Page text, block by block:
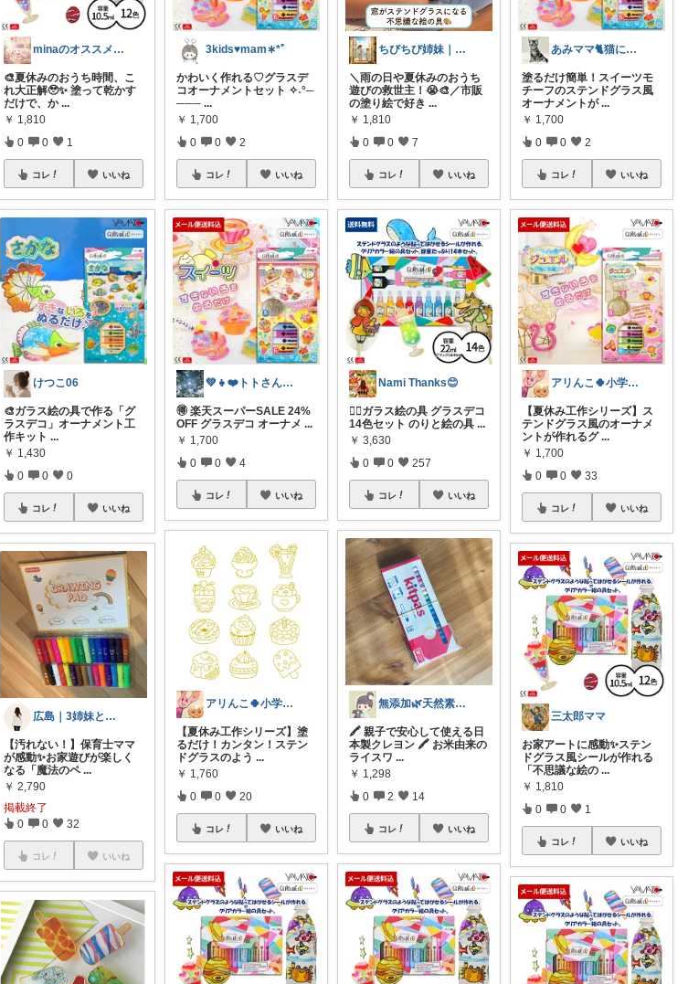
minaのオススメ紹介します♡
🎨夏休みのおうち時間、こ
れ大正解🥹✨ 塗って乾かす
だけで、か ...
￥ 1,810
0 0 1
コレ いいね
けつこ06
🎨ガラス絵の具で作る「グ
ラスデコ」オーナメント工
作キット...
￥ 1,430
0 0 0
コレ いいね
広島｜3姉妹と保育士ママ
【汚れない！】保育士ママ
が感動✨お家遊びが楽しく
なる「魔法のペ ...
￥ 2,790
掲載終了
0 0 32
コレ いいね
3kids♥︎︎mam∗︎*ﾟ
かわいく作れる♡グラスデ
コオーナメントセット ✧˖°─
─── ...
￥ 1,700
0 0 2
コレ いいね
💚👧❤️トトさん 8月🥵
🉐 楽天スーパーSALE 24%
OFF グラスデコ オーナメ ...
￥ 1,700
0 0 4
コレ いいね
アリんこ🍀小学生ママ 経由購入感謝です
【夏休み工作シリーズ】塗
るだけ！カンタン！ステン
ドグラスのよう ...
￥ 1,760
0 0 20
コレ いいね
ちびちび姉妹｜娘二人と豊かな暮らし
＼雨の日や夏休みのおうち
遊びの救世主！😭🎨／市販
の塗り絵で好き ...
￥ 1,810
0 0 7
コレ いいね
Nami Thanks😊
💁‍♀️ガラス絵の具 グラスデコ
14色セット のりと絵の具 ...
￥ 3,630
0 0 257
コレ いいね
無添加🌿天然素材 ✥ あめ結
🖍 親子で安心して使える日
本製クレヨン 🖍 お米由来の
ライスワ ...
￥ 1,298
0 2 14
コレ いいね
あみママ🐈猫に起こされた日は朝コレ派
塗るだけ簡単！スイーツモ
チーフのステンドグラス風
オーナメントが ...
￥ 1,700
0 0 2
コレ いいね
アリんこ🍀小学生ママ 経由購入感謝です
【夏休み工作シリーズ】ス
テンドグラス風のオーナメ
ントが作れるグ ...
￥ 1,700
0 0 33
コレ いいね
三太郎ママ
お家アートに感動✨ステン
ドグラス風シールが作れる
「不思議な絵の ...
￥ 1,810
0 0 1
コレ いいね